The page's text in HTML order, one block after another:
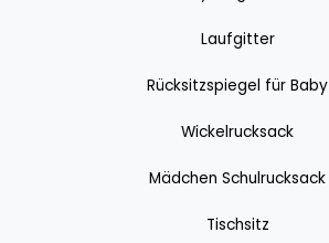
Laufgitter
Rücksitzspiegel für Baby
Wickelrucksack
Mädchen Schulrucksack
Tischsitz